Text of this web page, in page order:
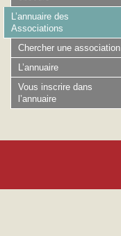
L’annuaire des
Associations
Chercher une association
L’annuaire
Vous inscrire dans
l’annuaire